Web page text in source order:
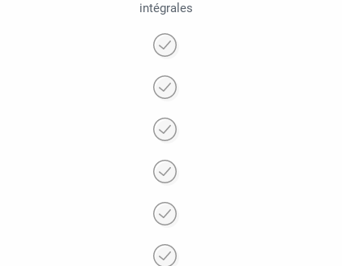
intégrales